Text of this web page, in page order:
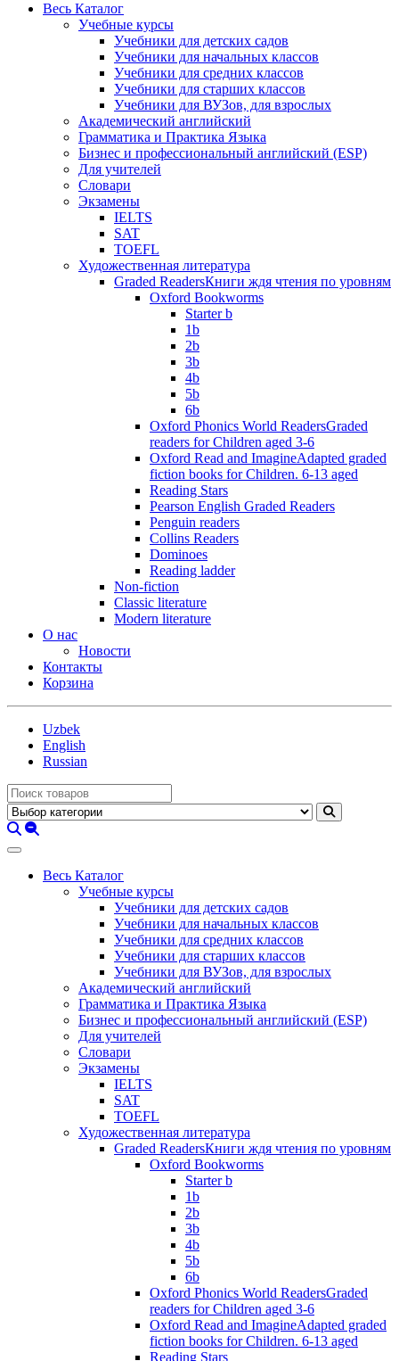
Весь Каталог
Учебные курсы
Учебники для детских садов
Учебники для начальных классов
Учебники для средних классов
Учебники для старших классов
Учебники для ВУЗов, для взрослых
Академический английский
Грамматика и Практика Языка
Бизнес и профессиональный английский (ESP)
Для учителей
Словари
Экзамены
IELTS
SAT
TOEFL
Художественная литература
Graded ReadersКниги ждя чтения по уровням
Oxford Bookworms
Starter b
1b
2b
3b
4b
5b
6b
Oxford Phonics World ReadersGraded
readers for Children aged 3-6
Oxford Read and ImagineAdapted graded
fiction books for Children. 6-13 aged
Reading Stars
Pearson English Graded Readers
Penguin readers
Collins Readers
Dominoes
Reading ladder
Non-fiction
Classic literature
Modern literature
О нас
Новости
Контакты
Корзина
Uzbek
English
Russian
Весь Каталог
Учебные курсы
Учебники для детских садов
Учебники для начальных классов
Учебники для средних классов
Учебники для старших классов
Учебники для ВУЗов, для взрослых
Академический английский
Грамматика и Практика Языка
Бизнес и профессиональный английский (ESP)
Для учителей
Словари
Экзамены
IELTS
SAT
TOEFL
Художественная литература
Graded ReadersКниги ждя чтения по уровням
Oxford Bookworms
Starter b
1b
2b
3b
4b
5b
6b
Oxford Phonics World ReadersGraded
readers for Children aged 3-6
Oxford Read and ImagineAdapted graded
fiction books for Children. 6-13 aged
Reading Stars